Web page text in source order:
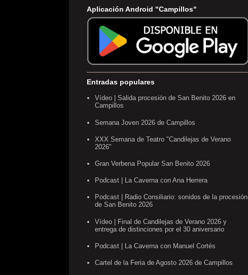
Aplicación Android "Campillos"
Entradas populares
Vídeo | Salida procesión de San Benito 2026 en
Campillos
Semana Joven 2026 de Campillos
XXX Semana de Teatro "Candilejas de Verano
2026"
Gran Verbena Popular San Benito 2026
Podcast | La Caverna con Ana Herrera
Podcast | Radio Consiliario: sonidos de la procesión
de San Benito 2026
Vídeo | Final de Candilejas de Verano 2026 y
entrega de distinciones por el 30 aniversario
Podcast | La Caverna con Manuel Cortés
Cartel de la Feria de Agosto 2026 de Campillos